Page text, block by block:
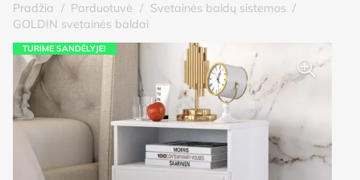
Pradžia / Parduotuvė / Svetainės baldų sistemos /
GOLDIN svetainės baldai
TURIME SANDĖLYJE!